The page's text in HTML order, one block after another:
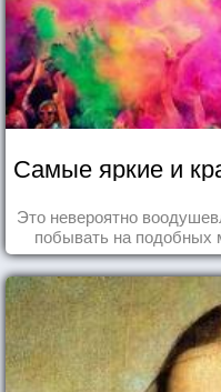
Самые яркие и
Это невероятно
побывать на подобных